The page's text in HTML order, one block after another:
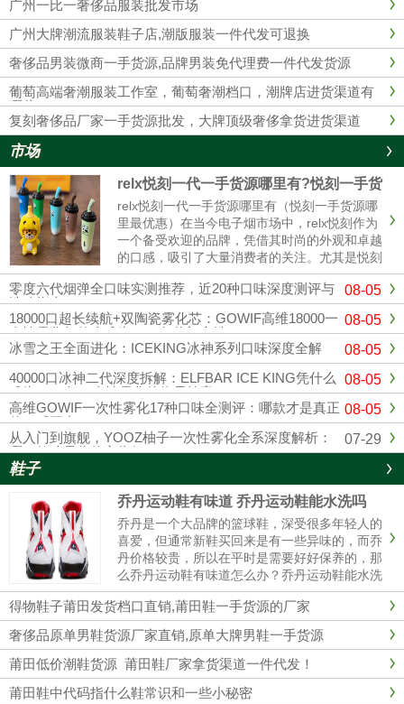
广州一比一奢侈品服装批发市场
广州大牌潮流服装鞋子店,潮版服装一件代发可退换
奢侈品男装微商一手货源,品牌男装免代理费一件代发货源
葡萄高端奢潮服装工作室，葡萄奢潮档口，潮牌店进货渠道有
哪些？
复刻奢侈品厂家一手货源批发，大牌顶级奢侈拿货进货渠道
市场
relx悦刻一代一手货源哪里有?悦刻一手货
源哪里最优惠
relx悦刻一代一手货源哪里有（悦刻一手货源哪
里最优惠）在当今电子烟市场中，relx悦刻作为
一个备受欢迎的品牌，凭借其时尚的外观和卓越
的口感，吸引了大量消费者的关注。尤其是悦刻
一代，其独特的设计和多样的口味使其成为许多
烟民的首选。随着市场竞争的加剧，寻找可靠的
悦刻一手货源变得越来......
08-05
零度六代烟弹全口味实测推荐，近20种口味深度测评与
选购指南
08-05
18000口超长续航+双陶瓷雾化芯：GOWIF高维18000一
次性雾化凭什么成为2026年热门之选
08-05
冰雪之王全面进化：ICEKING冰神系列口味深度全解
08-05
40000口冰神二代深度拆解：ELFBAR ICE KING凭什么
成为2026年一次性雾化的终局答案？
08-05
高维GOWIF一次性雾化17种口味全测评：哪款才是真正
的口感王者？
07-29
从入门到旗舰，YOOZ柚子一次性雾化全系深度解析：
哪一款才是你的心头好？
鞋子
乔丹运动鞋有味道 乔丹运动鞋能水洗吗
乔丹是一个大品牌的篮球鞋，深受很多年轻人的
喜爱，但通常新鞋买回来是有一些异味的，而乔
丹价格较贵，所以在平时是需要好好保养的，那
么乔丹运动鞋有味道怎么办？乔丹运动鞋能水洗
吗？乔丹运动鞋有味道1、最简单的办法在鞋里
放上橘子皮。2、用棉花沾些酒精塞入球鞋里，
这样经过一夜以后，棉花已经乾......
得物鞋子莆田发货档口直销,莆田鞋一手货源的厂家
奢侈品原单男鞋货源厂家直销,原单大牌男鞋一手货源
莆田低价潮鞋货源 莆田鞋厂家拿货渠道一件代发！
莆田鞋中代码指什么鞋常识和一些小秘密